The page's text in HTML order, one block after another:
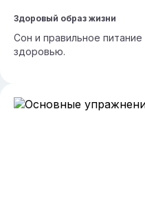
Здоровый образ жизни
Сон и правильное
здоровью.